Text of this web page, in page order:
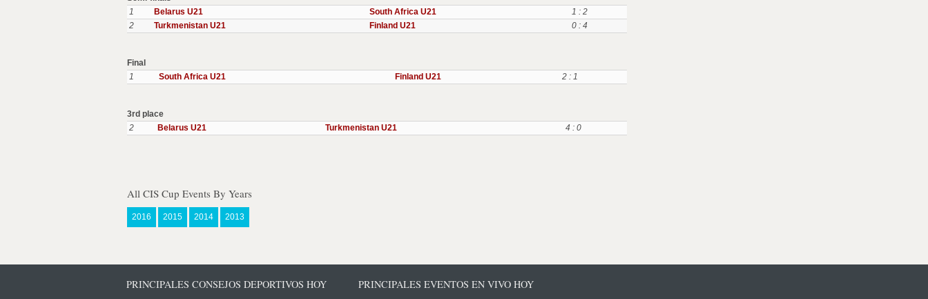
1
Belarus U21 South Africa U21
1 : 2
2
Turkmenistan U21 Finland U21 0 : 4
Final
1
South Africa U21 Finland U21 2 : 1
3rd place
2
Belarus U21 Turkmenistan U21 4 : 0
All CIS Cup Events By Years
2016 2015 2014 2013
PRINCIPALES CONSEJOS DEPORTIVOS HOY PRINCIPALES EVENTOS EN VIVO HOY